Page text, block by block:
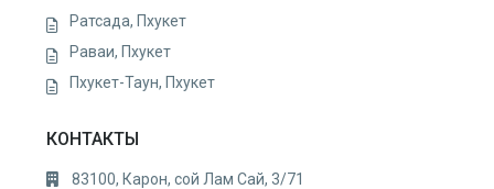
Ратсада, Пхукет
Раваи, Пхукет
Пхукет-Таун, Пхукет
КОНТАКТЫ
83100, Карон, сой Лам Сай, 3/71